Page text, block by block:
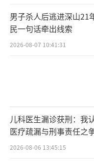
男子杀人后逃进深山21
民一句话牵出线索
2026-08-07 10:41:31
儿科医生漏诊获刑：我
医疗疏漏与刑事责任之
2026-08-06 13:45:15